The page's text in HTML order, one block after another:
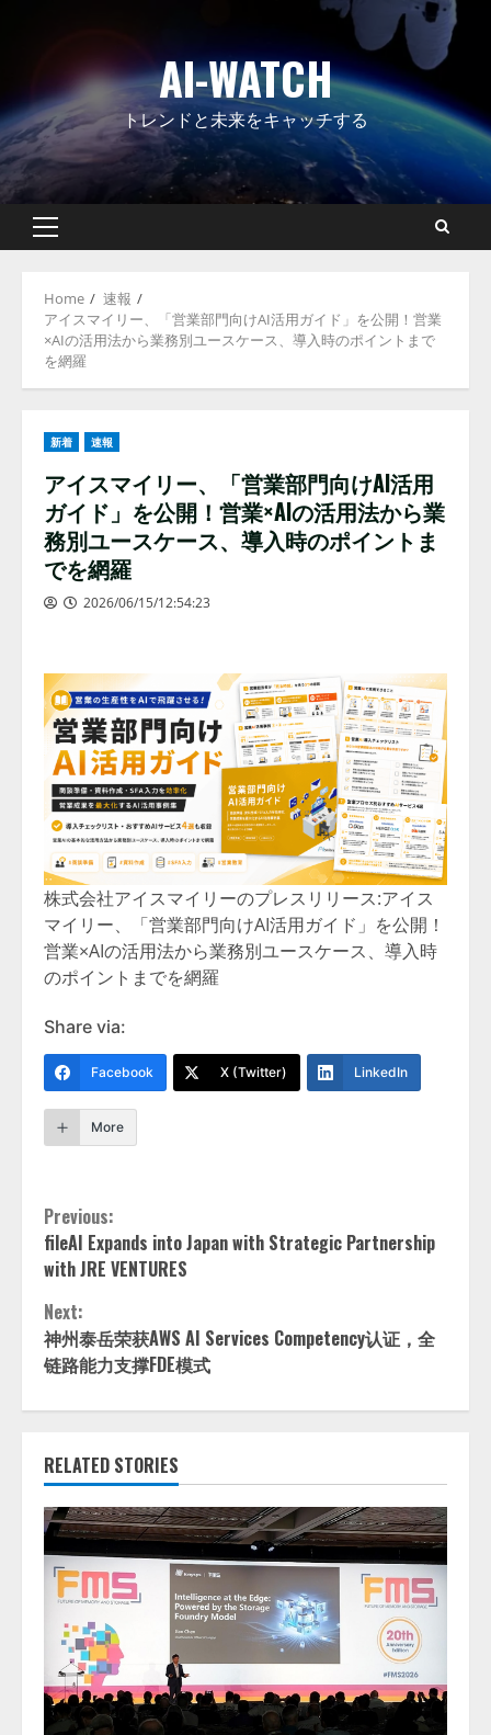
AI-WATCH
トレンドと未来をキャッチする
Primary
Home
速報
アイスマイリー、「営業部門向けAI活用ガイド」を公開！営業
×AIの活用法から業務別ユースケース、導入時のポイントまで
を網羅
新着 速報
アイスマイリー、「営業部門向けAI活用
ガイド」を公開！営業×AIの活用法から業
務別ユースケース、導入時のポイントま
でを網羅
2026/06/15/12:54:23
株式会社アイスマイリーのプレスリリース:アイス
マイリー、「営業部門向けAI活用ガイド」を公開！
営業×AIの活用法から業務別ユースケース、導入時
のポイントまでを網羅
Share via:
Facebook X (Twitter) LinkedIn
More
Continue
Reading
Previous:
fileAI Expands into Japan with Strategic Partnership
with JRE VENTURES
Next:
神州泰岳荣获AWS AI Services Competency认证，全
链路能力支撑FDE模式
RELATED STORIES